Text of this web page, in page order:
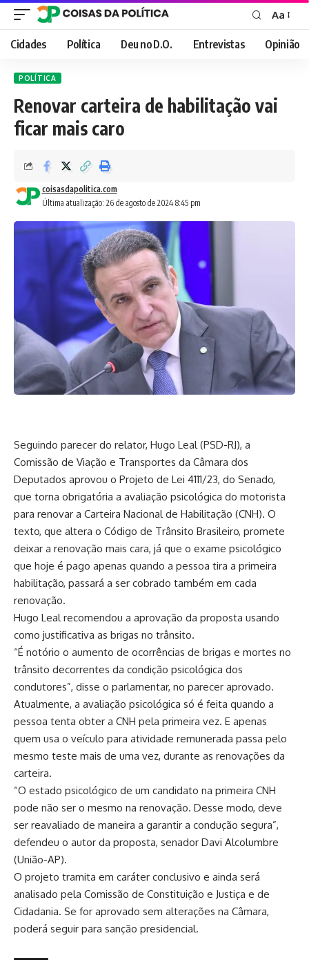
Font
Resizer
Aa
Cidades Política Deu no D.O. Entrevistas Opinião
POLÍTICA
Renovar carteira de habilitação vai
ficar mais caro
Última atualização: 26 de agosto de 2024 8:45 pm
coisasdapolitica.com
Seguindo parecer do relator, Hugo Leal (PSD-RJ), a
Comissão de Viação e Transportes da Câmara dos
Deputados aprovou o Projeto de Lei 4111/23, do Senado,
que torna obrigatória a avaliação psicológica do motorista
para renovar a Carteira Nacional de Habilitação (CNH). O
texto, que altera o Código de Trânsito Brasileiro, promete
deixar a renovação mais cara, já que o exame psicológico
que hoje é pago apenas quando a pessoa tira a primeira
habilitação, passará a ser cobrado também em cada
renovação.
Hugo Leal recomendou a aprovação da proposta usando
como justificativa as brigas no trânsito.
“É notório o aumento de ocorrências de brigas e mortes no
trânsito decorrentes da condição psicológica dos
condutores”, disse o parlamentar, no parecer aprovado.
Atualmente, a avaliação psicológica só é feita quando a
pessoa tenta obter a CNH pela primeira vez. E apenas
quem usa o veículo para atividade remunerada passa pelo
mesmo teste mais de uma vez, durante as renovações da
carteira.
“O estado psicológico de um candidato na primeira CNH
pode não ser o mesmo na renovação. Desse modo, deve
ser reavaliado de maneira a garantir a condução segura”,
defendeu o autor da proposta, senador Davi Alcolumbre
(União-AP).
O projeto tramita em caráter conclusivo e ainda será
analisado pela Comissão de Constituição e Justiça e de
Cidadania. Se for aprovado sem alterações na Câmara,
poderá seguir para sanção presidencial.